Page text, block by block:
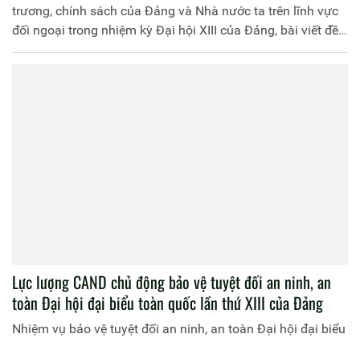
trương, chính sách của Đảng và Nhà nước ta trên lĩnh vực
đối ngoại trong nhiệm kỳ Đại hội XIII của Đảng, bài viết đề
cập đến ba nội dung về đối ngoại trong Dự thảo Văn kiện
Lực lượng CAND chủ động bảo vệ tuyệt đối an ninh, an
toàn Đại hội đại biểu toàn quốc lần thứ XIII của Đảng
Nhiệm vụ bảo vệ tuyệt đối an ninh, an toàn Đại hội đại biểu